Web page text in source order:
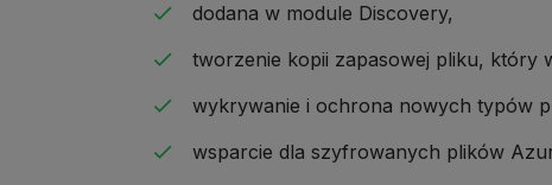
dodana w module Discovery,
tworzenie kopii zapasowej pliku, który
wykrywanie i ochrona nowych typów
wsparcie dla szyfrowanych plików